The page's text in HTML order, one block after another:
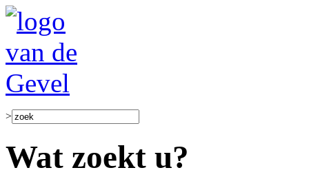
>
Wat zoekt u?